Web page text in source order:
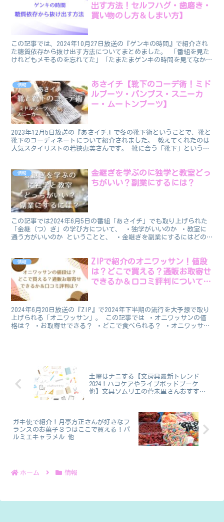
出す方法！セルフハグ・歯磨き・
買い物のし方＆しまい方】
この記事では、2024年10月27日放送の『ゲンキの時間』で紹介され
た糖質依存から抜け出す方法についてまとめました。 「番組を見た
けれどもメモるのを忘れてた」「たまたまゲンキの時間を見てなかっ
情報
あさイチ【靴下のコーデ術！ミド
ルブーツ・パンプス・スニーカ
ー・ムートンブーツ】
2023年12月5日放送の『あさイチ』で冬の靴下術ということで、靴と
靴下のコーディネートについて紹介されました。 教えてくれたのは
人気スタイリストの若狭恵美さんです。 靴に合う「靴下」というこ
情報
金継ぎを学ぶのに独学と教室どっ
ちがいい？副業にするには？
この記事では2024年6月5日の番組「あさイチ」でも取り上げられた
「金継（つ）ぎ」の学び方について、 ・独学がいいのか ・教室に
通う方がいいのか ということと、 ・金継ぎを副業にするにはどの
情報
ZIPで紹介のオニワッサン！値段
は？どこで買える？通販お取寄せ
できるか＆口コミ評判についても
2024年6月20日放送の『ZIP』で2024年下半期の流行を大予想で取り
上げられる「オニワッサン」。 この記事では ・オニワッサンの価
格は？ ・お取寄せできる？ ・どこで食べられる？ ・オニワッサン
土曜はナニする【文房具最新トレンド
2024！ハコケアやライブポッドブーケ
他】文具ソムリエの菅未里さんおすす
ガキ使で紹介！月亭方正さんが好きなフ
ランスのお菓子３つはここで買える！パ
ルミエキャラメル 他
ホーム 情報